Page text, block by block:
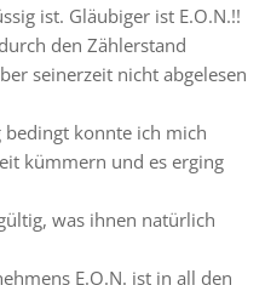
ist. Gläubiger ist E.O.N.!!
den Zählerstand
seinerzeit nicht abgelesen
bedingt konnte ich mich
kümmern und es erging
was ihnen natürlich
E.O.N. ist in all den